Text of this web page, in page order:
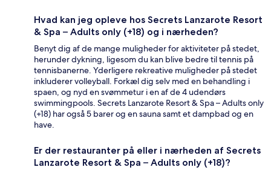
Hvad kan jeg opleve hos Secrets Lanzarote Resort
& Spa – Adults only (+18) og i nærheden?
Benyt dig af de mange muligheder for aktiviteter på stedet,
herunder dykning, ligesom du kan blive bedre til tennis på
tennisbanerne. Yderligere rekreative muligheder på stedet
inkluderer volleyball. Forkæl dig selv med en behandling i
spaen, og nyd en svømmetur i en af de 4 udendørs
swimmingpools. Secrets Lanzarote Resort & Spa – Adults only
(+18) har også 5 barer og en sauna samt et dampbad og en
have.
Er der restauranter på eller i nærheden af Secrets
Lanzarote Resort & Spa – Adults only (+18)?